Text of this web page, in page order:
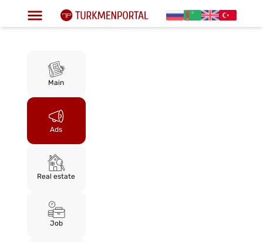
Main
Ads
Real estate
Job